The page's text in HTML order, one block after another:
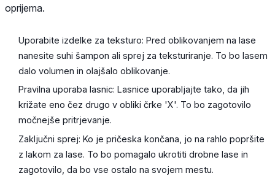
oprijema.
Uporabite izdelke za teksturo: Pred oblikovanjem na lase
nanesite suhi šampon ali sprej za teksturiranje. To bo lasem
dalo volumen in olajšalo oblikovanje.
Pravilna uporaba lasnic: Lasnice uporabljajte tako, da jih
križate eno čez drugo v obliki črke 'X'. To bo zagotovilo
močnejše pritrjevanje.
Zaključni sprej: Ko je pričeska končana, jo na rahlo popršite
z lakom za lase. To bo pomagalo ukrotiti drobne lase in
zagotovilo, da bo vse ostalo na svojem mestu.